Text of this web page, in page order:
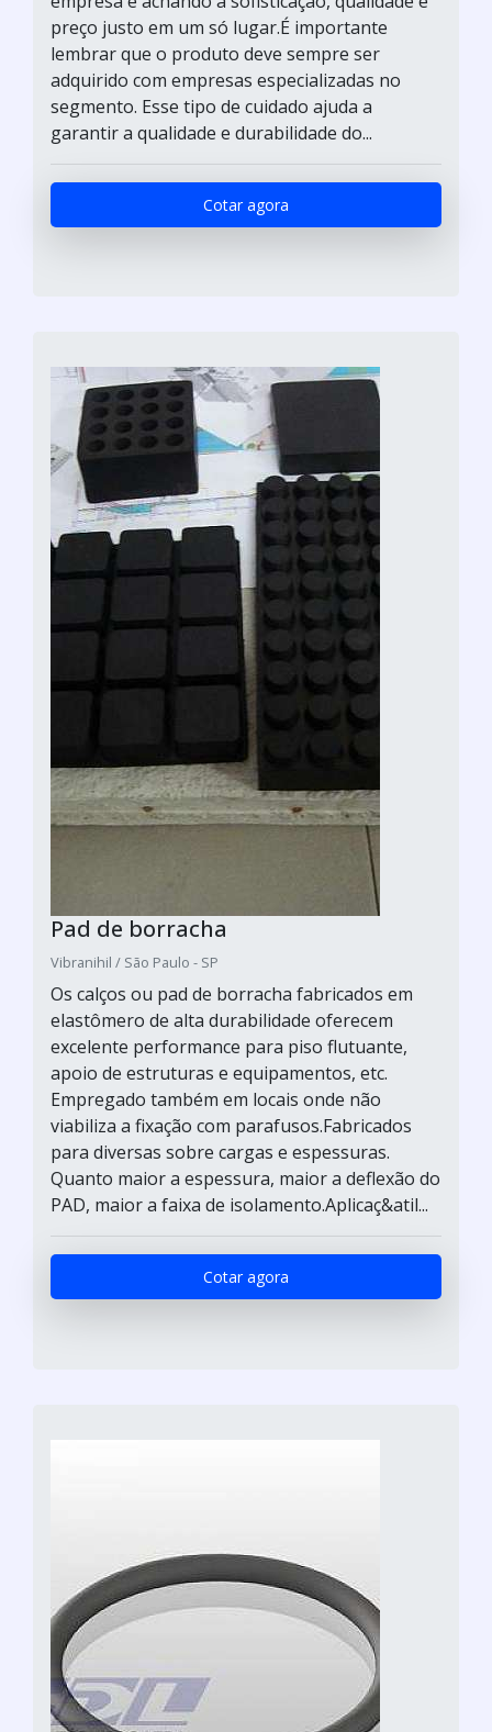
preço justo em um só lugar.É importante
lembrar que o produto deve sempre ser
adquirido com empresas especializadas no
segmento. Esse tipo de cuidado ajuda a
garantir a qualidade e durabilidade do...
Cotar agora
Pad de borracha
Vibranihil / São Paulo - SP
Os calços ou pad de borracha fabricados em
elastômero de alta durabilidade oferecem
excelente performance para piso flutuante,
apoio de estruturas e equipamentos, etc.
Empregado também em locais onde não
viabiliza a fixação com parafusos.Fabricados
para diversas sobre cargas e espessuras.
Quanto maior a espessura, maior a deflexão do
PAD, maior a faixa de isolamento.Aplicaç&atil...
Cotar agora